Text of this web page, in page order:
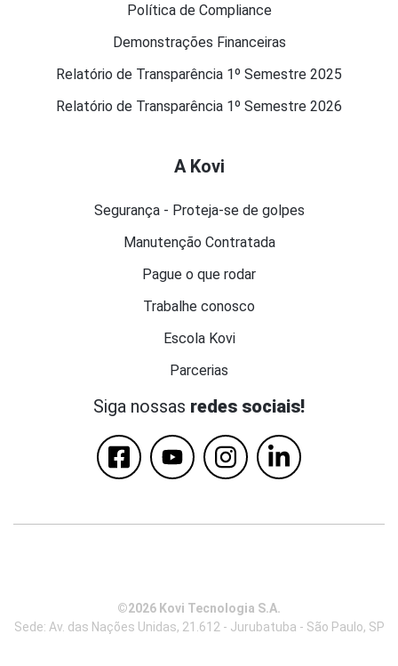
Política de Compliance
Demonstrações Financeiras
Relatório de Transparência 1º Semestre 2025
Relatório de Transparência 1º Semestre 2026
A Kovi
Segurança - Proteja-se de golpes
Manutenção Contratada
Pague o que rodar
Trabalhe conosco
Escola Kovi
Parcerias
Siga nossas redes sociais!
©2026 Kovi Tecnologia S.A.
Sede: Av. das Nações Unidas, 21.612 - Jurubatuba - São Paulo, SP